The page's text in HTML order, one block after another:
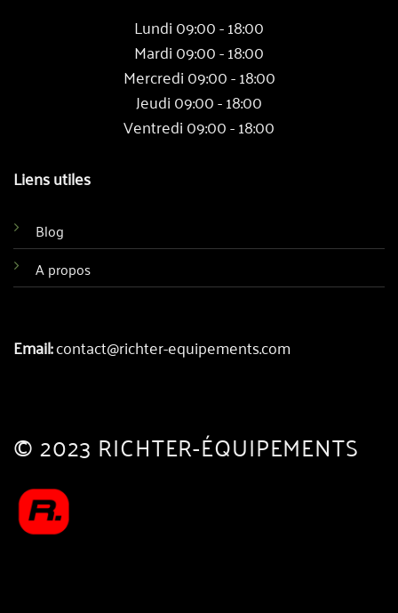
Lundi 09:00 - 18:00
Mardi 09:00 - 18:00
Mercredi 09:00 - 18:00
Jeudi 09:00 - 18:00
Ventredi 09:00 - 18:00
Liens utiles
Blog
A propos
Email:contact@richter-equipements.com
© 2023 RICHTER-ÉQUIPEMENTS